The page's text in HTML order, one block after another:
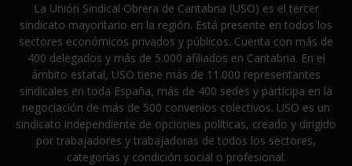
La Unión Sindical Obrera de Cantabria (USO) es el tercer
sindicato mayoritario en la región. Está presente en todos los
sectores económicos privados y públicos. Cuenta con más de
400 delegados y más de 5.000 afiliados en Cantabria. En el
ámbito estatal, USO tiene más de 11.000 representantes
sindicales en toda España, más de 400 sedes y participa en la
negociación de más de 500 convenios colectivos. USO es un
sindicato independiente de opciones políticas, creado y dirigido
por trabajadores y trabajadoras de todos los sectores,
categorías y condición social o profesional.